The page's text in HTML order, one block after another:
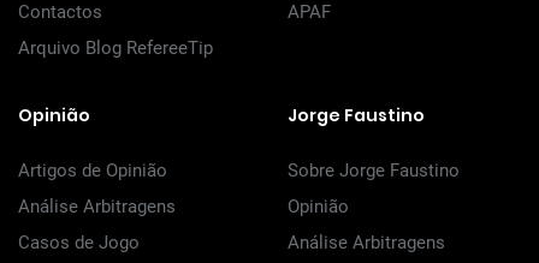
Contactos
Arquivo Blog RefereeTip
APAF
Opinião
Artigos de Opinião
Análise Arbitragens
Casos de Jogo
Jorge Faustino
Sobre Jorge Faustino
Opinião
Análise Arbitragens